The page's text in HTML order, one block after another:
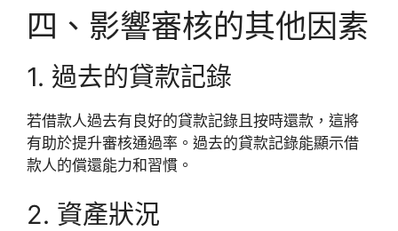
四、影響審核的其他因素
1. 過去的貸款記錄
若借款人過去有良好的貸款記錄且按時還款，這將
有助於提升審核通過率。過去的貸款記錄能顯示借
款人的償還能力和習慣。
2. 資產狀況